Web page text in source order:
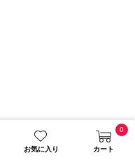
お気に入り カート
0